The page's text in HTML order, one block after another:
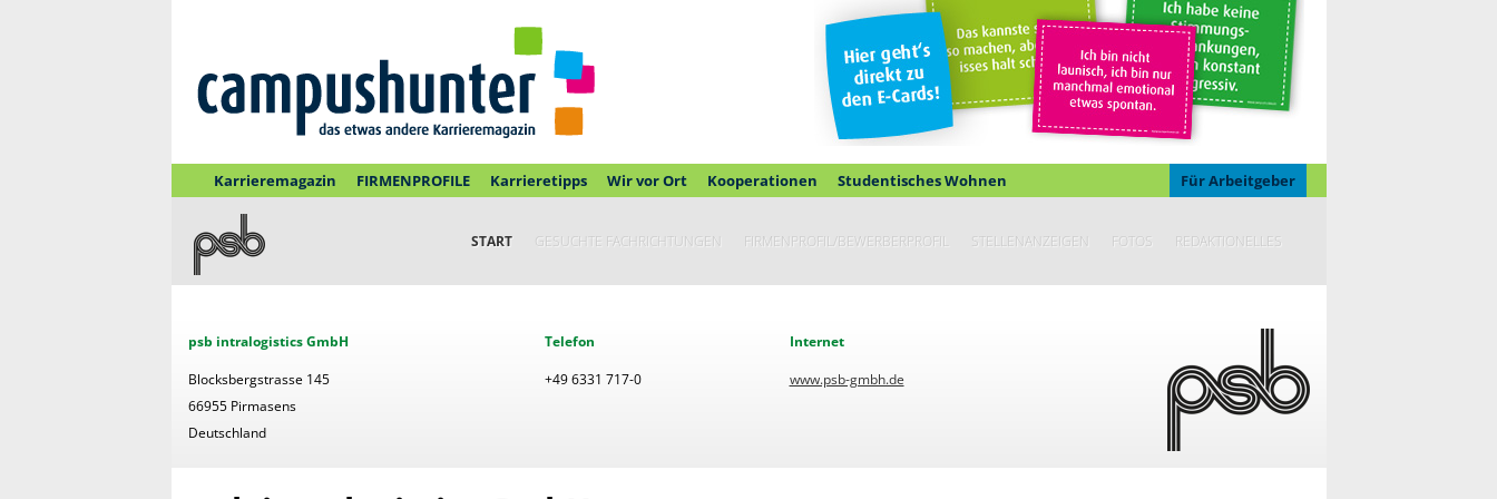
Karrieremagazin FIRMENPROFILE Karrieretipps Wir vor Ort Kooperationen Studentisches Wohnen Für Arbeitgeber
START GESUCHTE FACHRICHTUNGEN FIRMENPROFIL/BEWERBERPROFIL STELLENANZEIGEN FOTOS REDAKTIONELLES
psb intralogistics GmbH
Blocksbergstrasse 145
66955 Pirmasens
Deutschland
Telefon
+49 6331 717-0
Internet
www.psb-gmbh.de